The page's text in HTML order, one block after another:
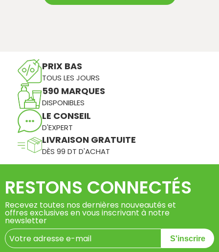
PRIX BAS
TOUS LES JOURS
590 MARQUES
DISPONIBLES
LE CONSEIL
D'EXPERT
LIVRAISON GRATUITE
DÈS 99 DT D'ACHAT
RESTONS CONNECTÉS
Recevez toutes nos dernières nouveautés et
offres exclusives en vous inscrivant à notre
newsletter
S'inscrire